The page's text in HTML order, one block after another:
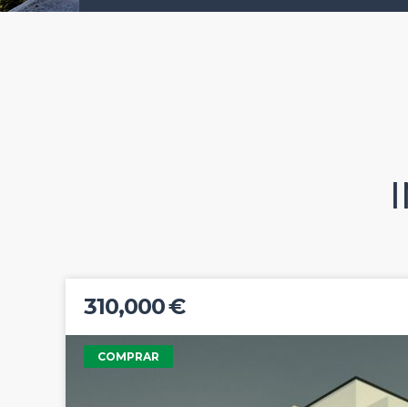
310,000 €
COMPRAR